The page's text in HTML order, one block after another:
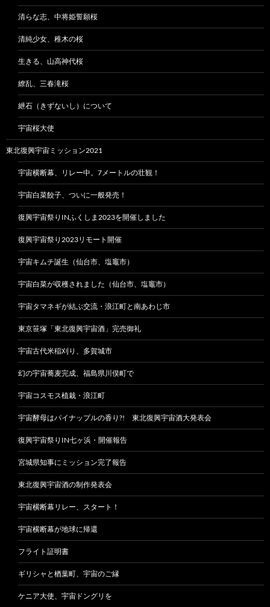
清らな志、中将姫誓願桜
清純少女、稚木の桜
生きる、山高神代桜
繚乱、三春滝桜
紲石（きずないし）について
宇宙桜大使
東北復興宇宙ミッション2021
宇宙横断幕、リレー中。7メートルの壮観！
宇宙白菜餃子、ついに一般発売！
復興宇宙祭りINふくしま2023を開催しました
復興宇宙祭り2023リモート開催
宇宙キムチ誕生（仙台市、塩竈市）
宇宙白菜が収穫されました（仙台市、塩竈市）
宇宙タマネギが結ぶ交流・浪江町と南あわじ市
東京笹塚「東北復興宇宙酒」完売御礼
宇宙古代米稲刈り、多賀城市
幻の宇宙蕎麦完成、福島県川俣町で
宇宙コスモス植栽・浪江町
宇宙酵母はパイナップルの香り?! 東北復興宇宙酒大発表会
復興宇宙祭りIN七ヶ浜・開催報告
宮城県知事にミッション完了報告
東北復興宇宙酒の制作発表会
宇宙横断幕リレー、スタート！
宇宙横断幕が地球に帰還
フライト証明書
ギリシャと楢葉町、宇宙のご縁
ケニア大使、宇宙ドングリを